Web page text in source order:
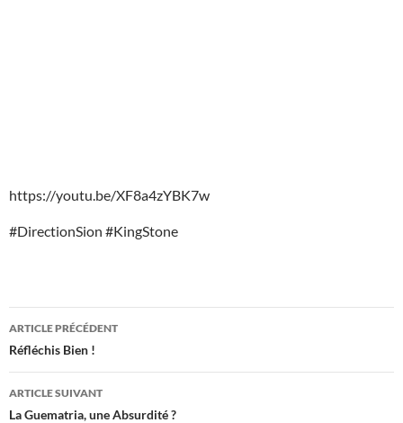
https://youtu.be/XF8a4zYBK7w
#DirectionSion #KingStone
Navigation
des
articles
ARTICLE PRÉCÉDENT
Réfléchis Bien !
ARTICLE SUIVANT
La Guematria, une Absurdité ?